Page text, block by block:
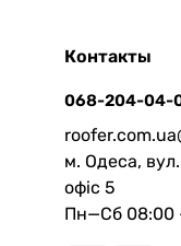
Контакты
068-204-04-
м. Одеса,
офіс 5
Пн—Сб 08:00
AI